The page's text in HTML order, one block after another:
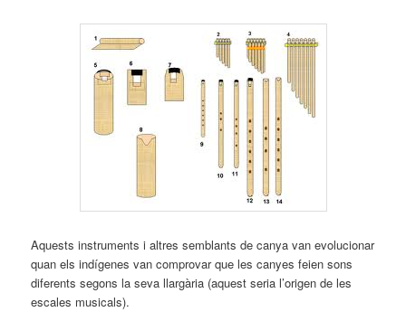
Aquests instruments i altres semblants de canya van evolucionar
quan els indígenes van comprovar que les canyes feien sons
diferents segons la seva llargària (aquest seria l’origen de les
escales musicals).